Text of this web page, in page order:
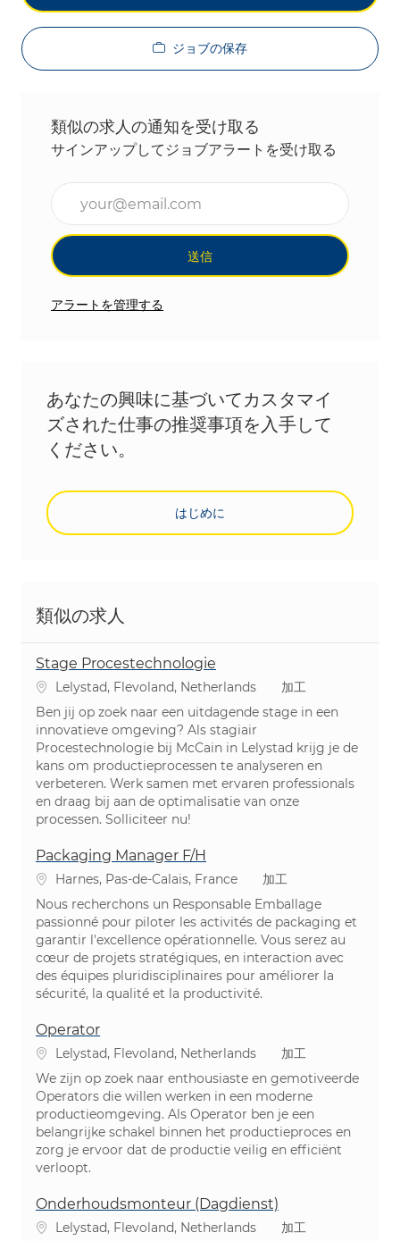
ジョブの保存
類似の求人の通知を受け取る
サインアップしてジョブアラートを受け取る
送信
アラートを管理する
あなたの興味に基づいてカスタマイ
ズされた仕事の推奨事項を入手して
ください。
はじめに
類似の求人
Stage Procestechnologie
場所Lelystad, Flevoland, Netherlands カテゴリ
加工
Ben jij op zoek naar een uitdagende stage in een
innovatieve omgeving? Als stagiair
Procestechnologie bij McCain in Lelystad krijg je de
kans om productieprocessen te analyseren en
verbeteren. Werk samen met ervaren professionals
en draag bij aan de optimalisatie van onze
processen. Solliciteer nu!
Packaging Manager F/H
場所Harnes, Pas-de-Calais, France カテゴリ
加工
Nous recherchons un Responsable Emballage
passionné pour piloter les activités de packaging et
garantir l'excellence opérationnelle. Vous serez au
cœur de projets stratégiques, en interaction avec
des équipes pluridisciplinaires pour améliorer la
sécurité, la qualité et la productivité.
Operator
場所Lelystad, Flevoland, Netherlands カテゴリ
加工
We zijn op zoek naar enthousiaste en gemotiveerde
Operators die willen werken in een moderne
productieomgeving. Als Operator ben je een
belangrijke schakel binnen het productieproces en
zorg je ervoor dat de productie veilig en efficiënt
verloopt.
Onderhoudsmonteur (Dagdienst)
場所Lelystad, Flevoland, Netherlands カテゴリ
加工